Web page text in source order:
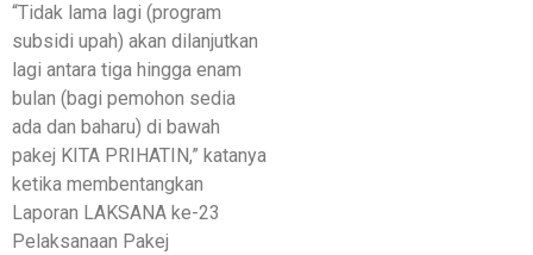
“Tidak lama lagi (program
subsidi upah) akan dilanjutkan
lagi antara tiga hingga enam
bulan (bagi pemohon sedia
ada dan baharu) di bawah
pakej KITA PRIHATIN,” katanya
ketika membentangkan
Laporan LAKSANA ke-23
Pelaksanaan Pakej